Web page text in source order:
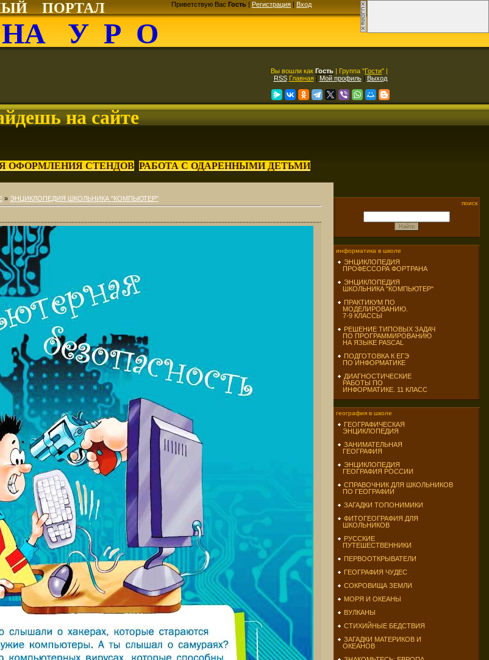
ПОРТАЛ Приветствую Вас Гость | Регистрация | Вход
У Р О
на сайте
Вы вошли как Гость | Группа "Гости" |
RSS Главная| Мой профиль| Выход
ОФОРМЛЕНИЯ СТЕНДОВ РАБОТА С ОДАРЕННЫМИ ДЕТЬМИ
» ЭНЦИКЛОПЕДИЯ ШКОЛЬНИКА "КОМПЬЮТЕР"
поиск
информатика в школе
ЭНЦИКЛОПЕДИЯ
ПРОФЕССОРА ФОРТРАНА
ЭНЦИКЛОПЕДИЯ
ШКОЛЬНИКА "КОМПЬЮТЕР"
ПРАКТИКУМ ПО
МОДЕЛИРОВАНИЮ.
7-9 КЛАССЫ
РЕШЕНИЕ ТИПОВЫХ ЗАДАЧ
ПО ПРОГРАММИРОВАНИЮ
НА ЯЗЫКЕ PASCAL
ПОДГОТОВКА К ЕГЭ
ПО ИНФОРМАТИКЕ
ДИАГНОСТИЧЕСКИЕ
РАБОТЫ ПО
ИНФОРМАТИКЕ. 11 КЛАСС
география в школе
ГЕОГРАФИЧЕСКАЯ
ЭНЦИКЛОПЕДИЯ
ЗАНИМАТЕЛЬНАЯ
ГЕОГРАФИЯ
ЭНЦИКЛОПЕДИЯ
ГЕОГРАФИЯ РОССИИ
СПРАВОЧНИК ДЛЯ ШКОЛЬНИКОВ
ПО ГЕОГРАФИИ
ЗАГАДКИ ТОПОНИМИКИ
ФИТОГЕОГРАФИЯ ДЛЯ
ШКОЛЬНИКОВ
РУССКИЕ
ПУТЕШЕСТВЕННИКИ
ПЕРВООТКРЫВАТЕЛИ
ГЕОГРАФИЯ ЧУДЕС
СОКРОВИЩА ЗЕМЛИ
МОРЯ И ОКЕАНЫ
ВУЛКАНЫ
СТИХИЙНЫЕ БЕДСТВИЯ
ЗАГАДКИ МАТЕРИКОВ И
ОКЕАНОВ